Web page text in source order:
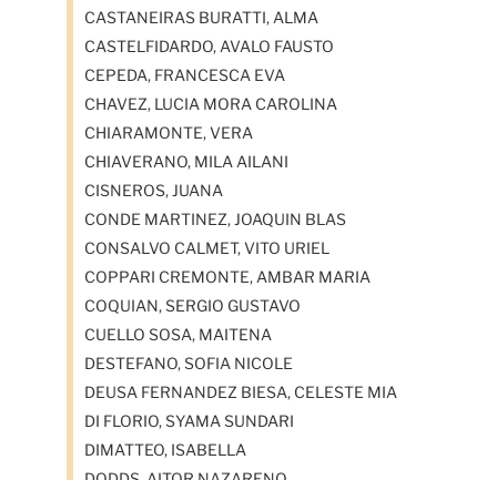
CASTANEIRAS BURATTI, ALMA
CASTELFIDARDO, AVALO FAUSTO
CEPEDA, FRANCESCA EVA
CHAVEZ, LUCIA MORA CAROLINA
CHIARAMONTE, VERA
CHIAVERANO, MILA AILANI
CISNEROS, JUANA
CONDE MARTINEZ, JOAQUIN BLAS
CONSALVO CALMET, VITO URIEL
COPPARI CREMONTE, AMBAR MARIA
COQUIAN, SERGIO GUSTAVO
CUELLO SOSA, MAITENA
DESTEFANO, SOFIA NICOLE
DEUSA FERNANDEZ BIESA, CELESTE MIA
DI FLORIO, SYAMA SUNDARI
DIMATTEO, ISABELLA